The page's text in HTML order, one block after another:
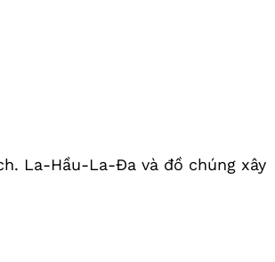
La-Hầu-La-Đa và đồ chúng xây